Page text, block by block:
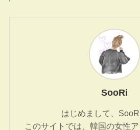
SooRi
はじめまして、SooRi
このサイトでは、韓国の女性